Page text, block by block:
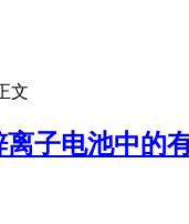
文
子电池中